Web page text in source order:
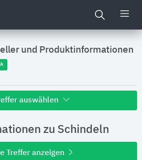
und Produktinformationen
auswählen
zu Schindeln
Treffer anzeigen